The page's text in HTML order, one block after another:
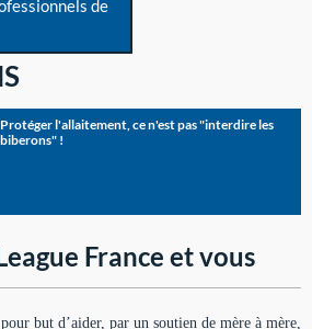
de
Protéger l'allaitement, ce n'est pas "interdire les
biberons" !
France et vous
but d’aider, par un soutien de mère à mère,